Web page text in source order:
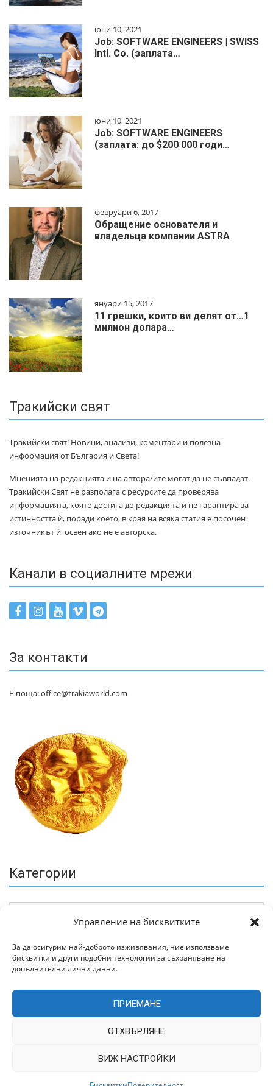
Управление на бисквитките
За да осигурим най-доброто изживявания, ние използваме
бисквитки и други подобни технологии за съхраняване на
допълнителни лични данни.
ПРИЕМАНЕ
ОТХВЪРЛЯНЕ
ВИЖ НАСТРОЙКИ
юни 10, 2021
Job: SOFTWARE ENGINEERS | SWISS
Intl. Co. (заплата…
юни 10, 2021
Job: SOFTWARE ENGINEERS
(заплата: до $200 000 годи…
февруари 6, 2017
Обращение основателя и
владельца компании ASTRA
януари 15, 2017
11 грешки, които ви делят от…1
милиoн дoлapa…
Тракийски свят
Тракийски свят! Новини, анализи, коментари и полезна
информация от България и Света!
Мненията на редакцията и на автора/ите могат да не съвпадат.
Тракийски Свят не разполага с ресурсите да проверява
информацията, която достига до редакцията и не гарантира за
истинността ѝ, поради което, в края на всяка статия е посочен
източникът ѝ, освен ако не е авторска.
Канали в социалните мрежи
За контакти
Е-поща: office@trakiaworld.com
Категории
Архив
TrakiaWorld.com само с позоваване на източника.